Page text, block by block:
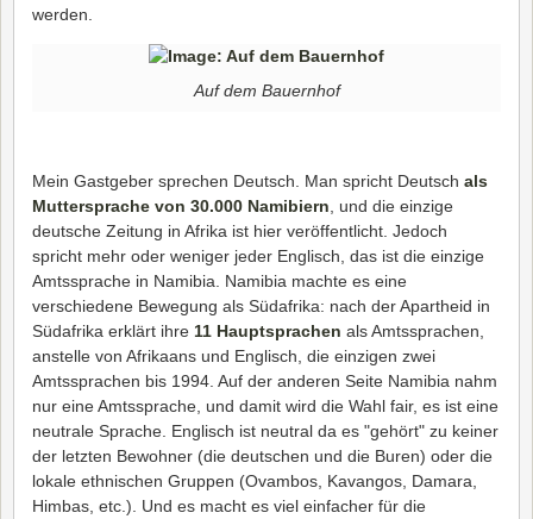
werden.
Auf dem Bauernhof
Mein Gastgeber sprechen Deutsch. Man spricht Deutsch als
Muttersprache von 30.000 Namibiern , und die einzige
deutsche Zeitung in Afrika ist hier veröffentlicht. Jedoch
spricht mehr oder weniger jeder Englisch, das ist die einzige
Amtssprache in Namibia. Namibia machte es eine
verschiedene Bewegung als Südafrika: nach der Apartheid in
Südafrika erklärt ihre 11 Hauptsprachen als Amtssprachen,
anstelle von Afrikaans und Englisch, die einzigen zwei
Amtssprachen bis 1994. Auf der anderen Seite Namibia nahm
nur eine Amtssprache, und damit wird die Wahl fair, es ist eine
neutrale Sprache. Englisch ist neutral da es "gehört" zu keiner
der letzten Bewohner (die deutschen und die Buren) oder die
lokale ethnischen Gruppen (Ovambos, Kavangos, Damara,
Himbas, etc.). Und es macht es viel einfacher für die